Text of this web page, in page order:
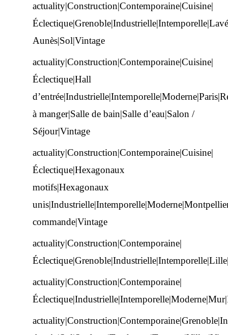
actuality|Construction|Contemporaine|Cuisine|
Aunès|Sol|Vintage
actuality|Construction|Contemporaine|Cuisine|
Éclectique|Hall
à manger|Salle de bain|Salle d’eau|Salon /
Séjour|Vintage
actuality|Construction|Contemporaine|Cuisine|
Éclectique|Hexagonaux
motifs|Hexagonaux
commande|Vintage
actuality|Construction|Contemporaine|
actuality|Construction|Contemporaine|